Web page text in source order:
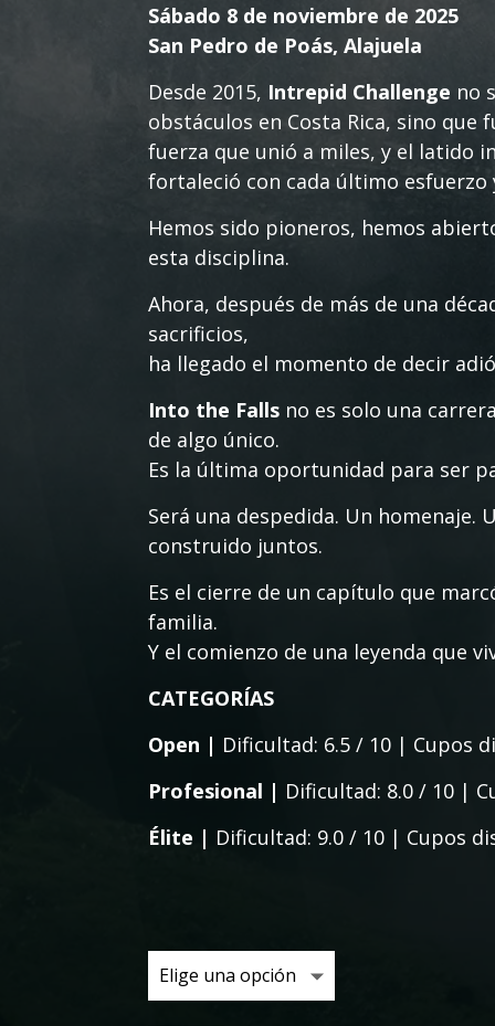
Sábado 8 de noviembre de 2025
San Pedro de Poás, Alajuela
Desde 2015, Intrepid Challenge no
obstáculos en Costa Rica, sino que
fuerza que unió a miles, y el latido
fortaleció con cada último esfuerzo
Hemos sido pioneros, hemos
esta disciplina.
Ahora, después de más de una
sacrificios,
ha llegado el momento de decir
Into the Falls no es solo una
de algo único.
Es la última oportunidad para ser
Será una despedida. Un homenaje.
construido juntos.
Es el cierre de un capítulo que
familia.
Y el comienzo de una leyenda que
CATEGORÍAS
Open | Dificultad: 6.5 / 10 | Cupos
Profesional | Dificultad: 8.0 / 10 |
Élite | Dificultad: 9.0 / 10 | Cupos